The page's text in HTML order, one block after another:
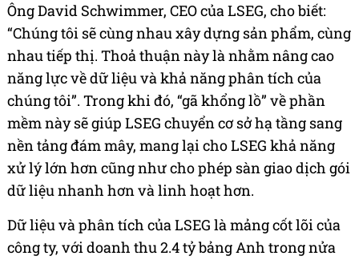
Ông David Schwimmer, CEO củaLSEG, cho biết:
“Chúng tôi sẽ cùng nhau xây dựng sản phẩm, cùng
nhau tiếp thị. Thoả thuận này là nhằm nâng cao
năng lực về dữ liệu và khả năng phân tích của
chúng tôi”. Trong khi đó, “gã khổng lồ” về phần
mềm này sẽ giúp LSEG chuyển cơ sở hạ tầng sang
nền tảng đám mây, mang lại cho LSEG khả năng
xử lý lớn hơn cũng như cho phép sàn giao dịch gói
dữ liệu nhanh hơn và linh hoạt hơn.
Dữ liệu và phân tích của LSEG là mảng cốt lõi của
công ty, với doanh thu 2.4 tỷ bảng Anh trong nửa